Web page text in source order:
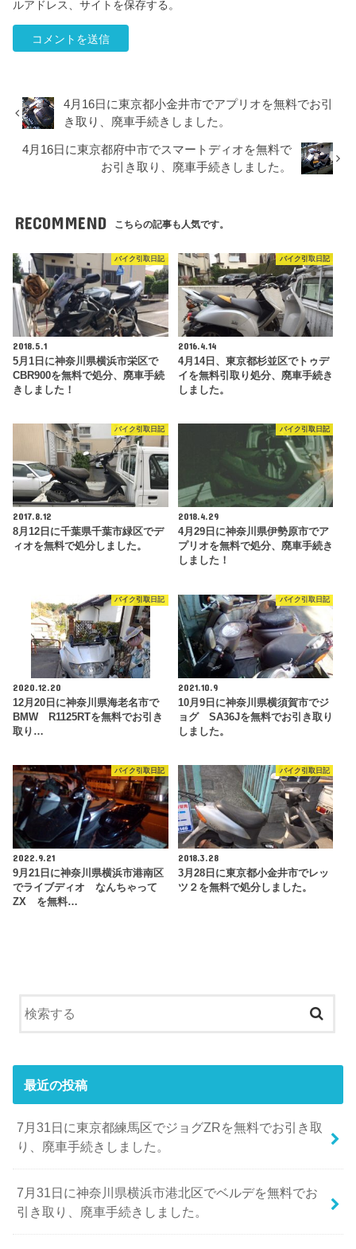
ルアドレス、サイトを保存する。
4月16日に東京都小金井市でアプリオを無料でお引
き取り、廃車手続きしました。
4月16日に東京都府中市でスマートディオを無料で
お引き取り、廃車手続きしました。
RECOMMEND こちらの記事も人気です。
バイク引取日記
2018.5.1
5月1日に神奈川県横浜市栄区で
CBR900を無料で処分、廃車手続
きしました！
バイク引取日記
2016.4.14
4月14日、東京都杉並区でトゥデ
イを無料引取り処分、廃車手続き
しました。
バイク引取日記
2017.8.12
8月12日に千葉県千葉市緑区でデ
ィオを無料で処分しました。
バイク引取日記
2018.4.29
4月29日に神奈川県伊勢原市でア
プリオを無料で処分、廃車手続き
しました！
バイク引取日記
2020.12.20
12月20日に神奈川県海老名市で
BMW R1125RTを無料でお引き
取り…
バイク引取日記
2021.10.9
10月9日に神奈川県横須賀市でジ
ョグ SA36Jを無料でお引き取り
しました。
バイク引取日記
2022.9.21
9月21日に神奈川県横浜市港南区
でライブディオ なんちゃって
ZX を無料…
バイク引取日記
2018.3.28
3月28日に東京都小金井市でレッ
ツ２を無料で処分しました。
最近の投稿
7月31日に東京都練馬区でジョグZRを無料でお引き取
り、廃車手続きしました。
7月31日に神奈川県横浜市港北区でベルデを無料でお
引き取り、廃車手続きしました。